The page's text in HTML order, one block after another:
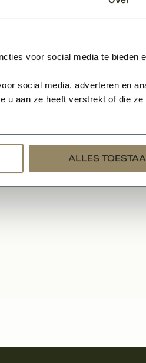
voor social media te bieden
social media, adverteren en
u aan ze heeft verstrekt of die ze
ALLES
voor een perfecte match met
Brons. In plaats van het
en daarna verder
patine. Ideaal voor wie van